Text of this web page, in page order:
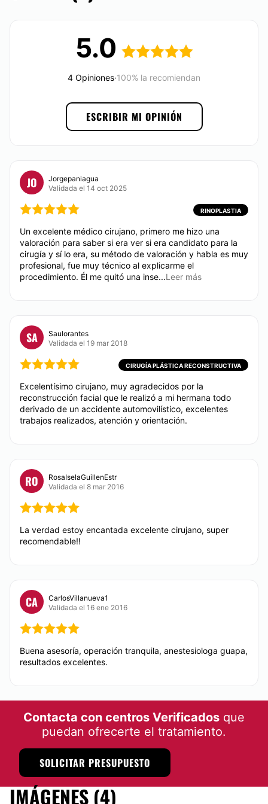
opción, ya que cuenta con los mejores materiales
que te ayudarán a lograr no solo el tamaño que
interesa mantener. Mediante una cirugía corta y por
desapareciendo con el tiempo) el introducirá a tu
pecho implantes de la mejor calidad que no
provocarán rechazo ni derrames.
liposucciones ultrasónicas, radiofrecuencia y
contractura interna y externa de la piel con
postquirúrgicas, materiales que modifican y
complementan la figura después de la cirugía y
aparatología que en conjunto te dará menos
inflamación, dolor y mejores resultados en poco
tiempo.
fresco y verte menos cansada (o).
consultorio en la ciudad de Tuxtla Gutiérrez, Chiapas.
Ahí podrá darte toda la asesoría necesaria para que
lleves a cabo todo tipo de cirugías plásticas,
estéticas y reconstructivas de manera efectiva.
Financiación o facilidades de pago:
No
5.0
4 Opiniones·100% la recomiendan
ESCRIBIR MI OPINIÓN
JO
Jorgepaniagua
Validada el 14 oct 2025
RINOPLASTIA
Un excelente médico cirujano, primero me hizo una
valoración para saber si era ver si era candidato para la
cirugía y sí lo era, su método de valoración y habla es muy
profesional, fue muy técnico al explicarme el
procedimiento. Él me quitó una inse...Leer más
SA
Saulorantes
Validada el 19 mar 2018
CIRUGÍA PLÁSTICA RECONSTRUCTIVA
Excelentísimo cirujano, muy agradecidos por la
reconstrucción facial que le realizó a mi hermana todo
derivado de un accidente automovilístico, excelentes
trabajos realizados, atención y orientación.
RO
RosaIselaGuillenEstr
Validada el 8 mar 2016
La verdad estoy encantada excelente cirujano, super
recomendable!!
CA
CarlosVillanueva1
Validada el 16 ene 2016
Buena asesoría, operación tranquila, anestesiologa guapa,
resultados excelentes.
Contacta con centros Verificados que
puedan ofrecerte el tratamiento.
SOLICITAR PRESUPUESTO
IMÁGENES (4)